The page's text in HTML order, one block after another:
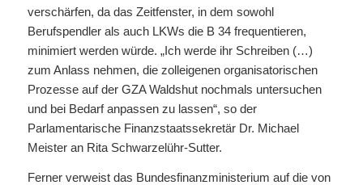
verschärfen, da das Zeitfenster, in dem sowohl
Berufspendler als auch LKWs die B 34 frequentieren,
minimiert werden würde. „Ich werde ihr Schreiben (…)
zum Anlass nehmen, die zolleigenen organisatorischen
Prozesse auf der GZA Waldshut nochmals untersuchen
und bei Bedarf anpassen zu lassen“, so der
Parlamentarische Finanzstaatssekretär Dr. Michael
Meister an Rita Schwarzelühr-Sutter.
Ferner verweist das Bundesfinanzministerium auf die von